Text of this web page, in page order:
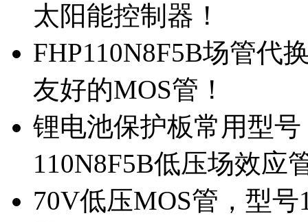
太阳能控制器！
FHP110N8F5B场管代
友好的MOS管！
锂电池保护板常用型
110N8F5B低压场效应
70V低压MOS管，型